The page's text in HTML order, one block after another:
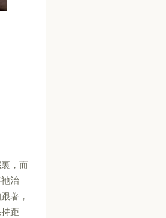
，而
治
著，
距